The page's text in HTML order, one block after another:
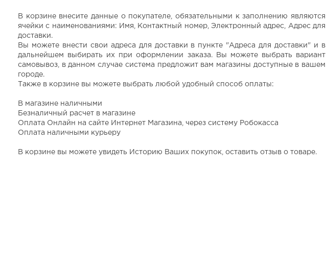
В корзине внесите данные о покупателе, обязательными к заполнению являются
ячейки с наименованиями: Имя, Контактный номер, Электронный адрес, Адрес для
доставки.
Вы можете внести свои адреса для доставки в пункте "Адреса для доставки" и в
дальнейшем выбирать их при оформлении заказа. Вы можете выбрать вариант
самовывоз, в данном случае система предложит вам магазины доступные в вашем
городе.
Также в корзине вы можете выбрать любой удобный способ оплаты:
В магазине наличными
Безналичный расчет в магазине
Оплата Онлайн на сайте Интернет Магазина, через систему Робокасса
Оплата наличными курьеру
В корзине вы можете увидеть Историю Ваших покупок, оставить отзыв о товаре.